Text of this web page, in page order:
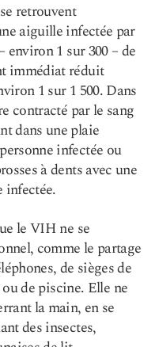
retrouvent
aiguille infectée par
1 sur 300 – de
immédiat réduit
1 sur 1 500. Dans
contracté par le sang
dans une plaie
infectée ou
à dents avec une
infectée.
le VIH ne se
comme le partage
de sièges de
de piscine. Elle ne
la main, en se
des insectes,